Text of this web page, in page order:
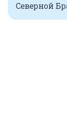
Северной